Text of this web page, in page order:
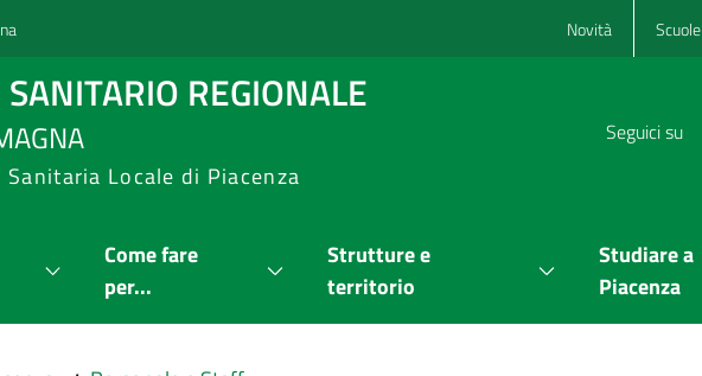
Novità Scuole
REGIONALE
Locale di Piacenza
Seguici su
Come fare
per...
Strutture e
territorio
Studiare a
Piacenza